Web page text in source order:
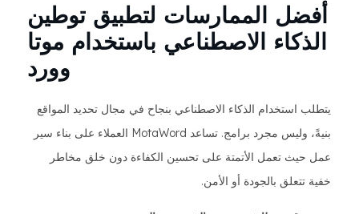
أفضل الممارسات لتطبيق توطين
الذكاء الاصطناعي باستخدام موتا
وورد
يتطلب استخدام الذكاء الاصطناعي بنجاح في مجال تحديد المواقع
بنيةً، وليس مجرد برامج. تساعد MotaWord العملاء على بناء سير
عمل حيث تعمل الأتمتة على تحسين الكفاءة دون خلق مخاطر
خفية تتعلق بالجودة أو الأمن.